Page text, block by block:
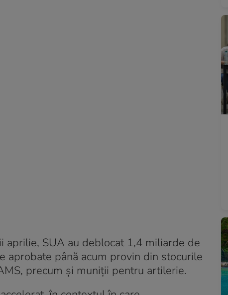
aprilie, SUA au deblocat 1,4 miliarde de
până acum provin din stocurile
precum şi muniţii pentru artilerie.